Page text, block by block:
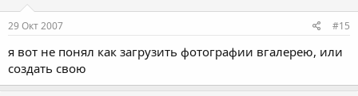
29 Окт 2007 #15
я вот не понял как загрузить фотографии вгалерею, или
создать свою